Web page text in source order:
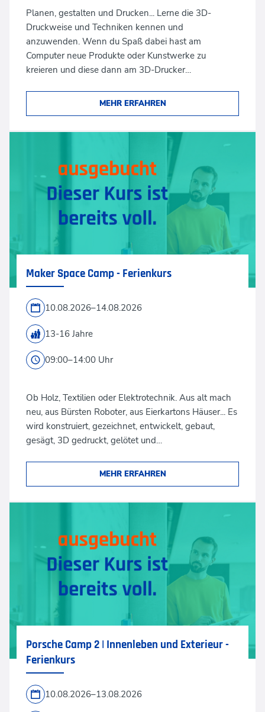
Planen, gestalten und Drucken... Lerne die 3D-
Druckweise und Techniken kennen und
anzuwenden. Wenn du Spaß dabei hast am
Computer neue Produkte oder Kunstwerke zu
kreieren und diese dann am 3D-Drucker…
MEHR ERFAHREN
Maker Space Camp - Ferienkurs
10.08.2026–14.08.2026
13-16 Jahre
09:00–14:00 Uhr
Ob Holz, Textilien oder Elektrotechnik. Aus alt mach
neu, aus Bürsten Roboter, aus Eierkartons Häuser... Es
wird konstruiert, gezeichnet, entwickelt, gebaut,
gesägt, 3D gedruckt, gelötet und…
MEHR ERFAHREN
Porsche Camp 2 | Innenleben und Exterieur -
Ferienkurs
10.08.2026–13.08.2026